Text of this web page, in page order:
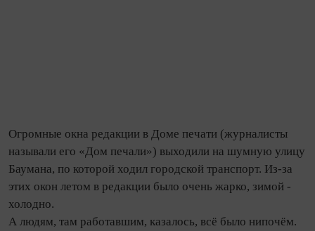
Огромные окна редакции в Доме печати (журналисты
называли его «Дом печали») выходили на шумную улицу
Баумана, по которой ходил городской транспорт. Из-за
этих окон летом в редакции было очень жарко, зимой -
холодно.
А людям, там работавшим, казалось, всё было нипочём.